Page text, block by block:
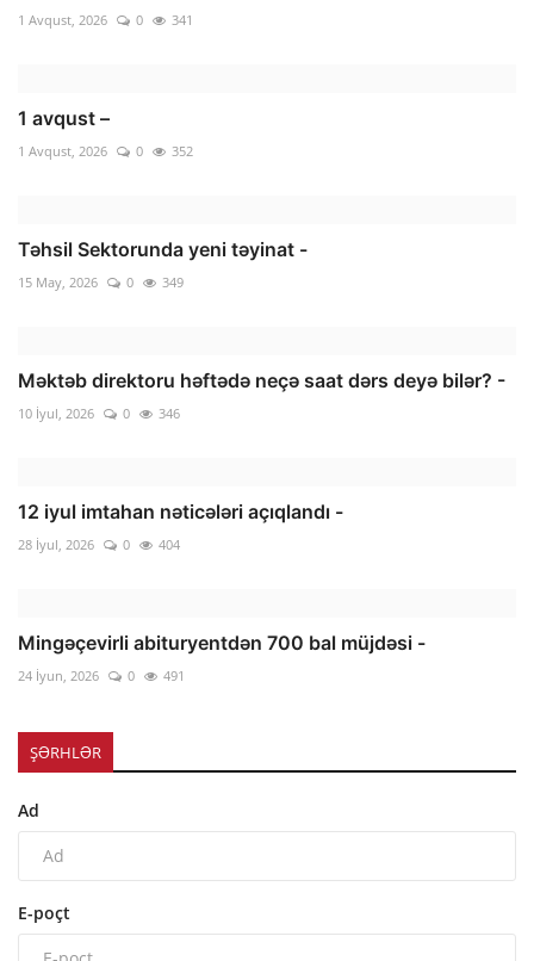
1 Avqust, 2026 0 341
1 avqust –
1 Avqust, 2026 0 352
Təhsil Sektorunda yeni təyinat -
15 May, 2026 0 349
Məktəb direktoru həftədə neçə saat dərs deyə bilər? -
10 İyul, 2026 0 346
12 iyul imtahan nəticələri açıqlandı -
28 İyul, 2026 0 404
Mingəçevirli abituryentdən 700 bal müjdəsi -
24 İyun, 2026 0 491
ŞƏRHLƏR
Ad
E-poçt